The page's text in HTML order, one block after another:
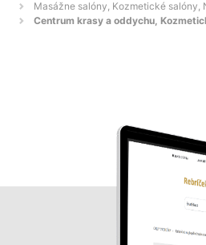
Masážne salóny, Kozmetické
Centrum krasy a oddychu,